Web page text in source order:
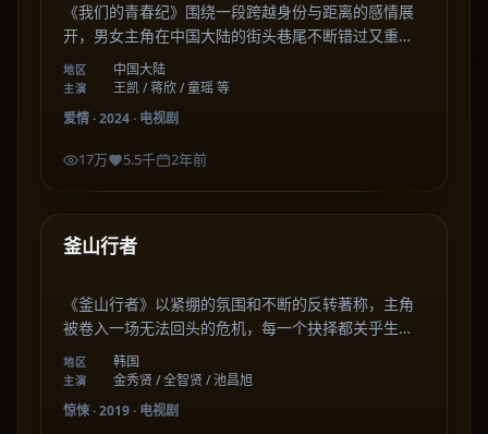
《我们的青春纪》围绕一段跨越身份与距离的感情展
开，男女主角在中国大陆的街头巷尾不断错过又重
逢，于柴米油盐之间道出最动人的告白。
地区 中国大陆
主演
王凯 / 蒋欣 / 童瑶 等
爱情·2024· 电视剧
17万 5.5千 2年前
热门
釜山行者
《釜山行者》以紧绷的氛围和不断的反转著称，主角
被卷入一场无法回头的危机，每一个抉择都关乎生
死。
地区 韩国
主演
金秀贤 / 全智贤 / 池昌旭
惊悚·2019· 电视剧